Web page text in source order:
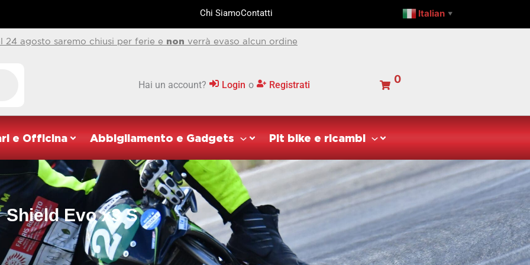
Chi SiamoContatti Italian ▼
24 agosto saremo chiusi per ferie e non verrà evaso alcun ordine
Hai un account? Login o Registrati 0
e Officina Abbigliamento e Gadgets Pit bike e ricambi
Shield Evo x3 S